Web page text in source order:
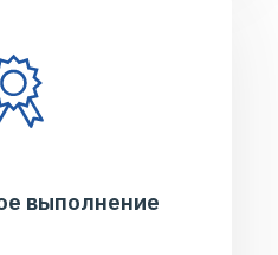
выполнение